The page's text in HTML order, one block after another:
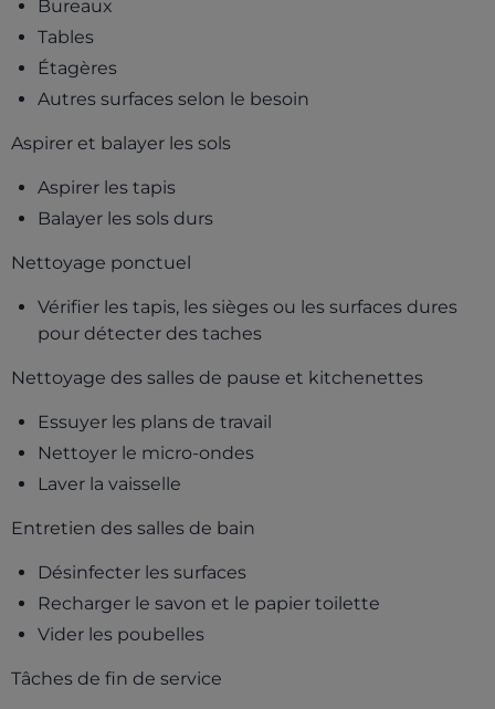
Bureaux
Tables
Étagères
Autres surfaces selon le besoin
Aspirer et balayer les sols
Aspirer les tapis
Balayer les sols durs
Nettoyage ponctuel
Vérifier les tapis, les sièges ou les surfaces dures
pour détecter des taches
Nettoyage des salles de pause et kitchenettes
Essuyer les plans de travail
Nettoyer le micro-ondes
Laver la vaisselle
Entretien des salles de bain
Désinfecter les surfaces
Recharger le savon et le papier toilette
Vider les poubelles
Tâches de fin de service